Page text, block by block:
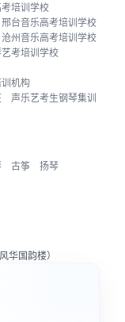
培训学校
邢台音乐高考培训学校
沧州音乐高考培训学校
考培训学校
机构
声乐艺考生钢琴集训
古筝 扬琴
华国韵楼）